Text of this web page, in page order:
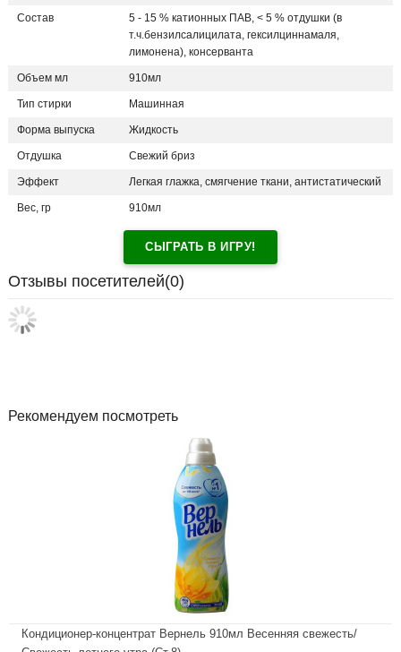
Состав
5 - 15 % катионных ПАВ, < 5 % отдушки (в
т.ч.бензилсалицилата, гексилциннамаля,
лимонена), консерванта
Объем мл 910мл
Тип стирки Машинная
Форма выпуска Жидкость
Отдушка Свежий бриз
Эффект Легкая глажка, смягчение ткани, антистатический
Вес, гр 910мл
СЫГРАТЬ В ИГРУ!
Отзывы посетителей(0)
Рекомендуем посмотреть
Кондиционер-концентрат Вернель 910мл Весенняя свежесть/